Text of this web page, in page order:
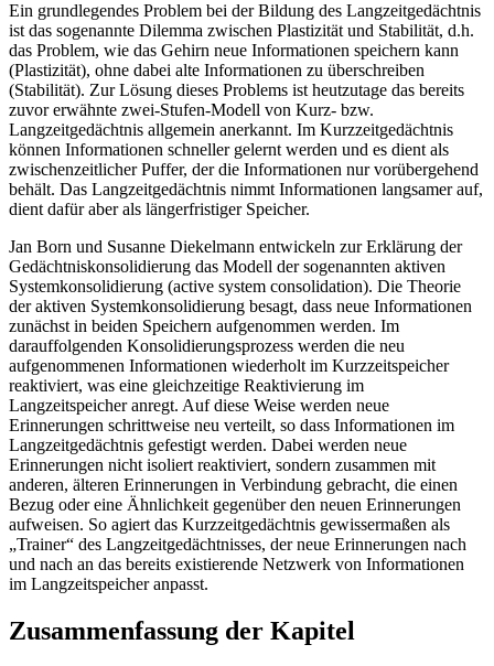
Ein grundlegendes Problem bei der Bildung des Langzeitgedächtnis
ist das sogenannte Dilemma zwischen Plastizität und Stabilität, d.h.
das Problem, wie das Gehirn neue Informationen speichern kann
(Plastizität), ohne dabei alte Informationen zu überschreiben
(Stabilität). Zur Lösung dieses Problems ist heutzutage das bereits
zuvor erwähnte zwei-Stufen-Modell von Kurz- bzw.
Langzeitgedächtnis allgemein anerkannt. Im Kurzzeitgedächtnis
können Informationen schneller gelernt werden und es dient als
zwischenzeitlicher Puffer, der die Informationen nur vorübergehend
behält. Das Langzeitgedächtnis nimmt Informationen langsamer auf,
dient dafür aber als längerfristiger Speicher.
Jan Born und Susanne Diekelmann entwickeln zur Erklärung der
Gedächtniskonsolidierung das Modell der sogenannten aktiven
Systemkonsolidierung (active system consolidation). Die Theorie
der aktiven Systemkonsolidierung besagt, dass neue Informationen
zunächst in beiden Speichern aufgenommen werden. Im
darauffolgenden Konsolidierungsprozess werden die neu
aufgenommenen Informationen wiederholt im Kurzzeitspeicher
reaktiviert, was eine gleichzeitige Reaktivierung im
Langzeitspeicher anregt. Auf diese Weise werden neue
Erinnerungen schrittweise neu verteilt, so dass Informationen im
Langzeitgedächtnis gefestigt werden. Dabei werden neue
Erinnerungen nicht isoliert reaktiviert, sondern zusammen mit
anderen, älteren Erinnerungen in Verbindung gebracht, die einen
Bezug oder eine Ähnlichkeit gegenüber den neuen Erinnerungen
aufweisen. So agiert das Kurzzeitgedächtnis gewissermaßen als
„Trainer“ des Langzeitgedächtnisses, der neue Erinnerungen nach
und nach an das bereits existierende Netzwerk von Informationen
im Langzeitspeicher anpasst.
Zusammenfassung der Kapitel